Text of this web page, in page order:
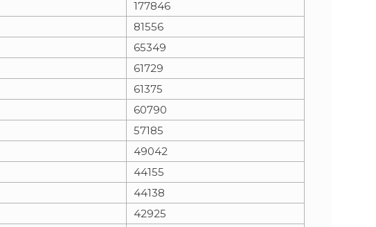
e
t
177846
81556
65349
61729
61375
60790
57185
49042
44155
44138
42925